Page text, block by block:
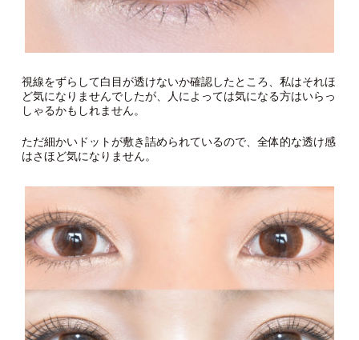
視線をずらして白目が透けないか確認したところ、私はそれほ
ど気になりませんでしたが、人によっては気になる方はいらっ
しゃるかもしれません。
ただ細かいドットが敷き詰められているので、全体的な透け感
はさほど気になりません。